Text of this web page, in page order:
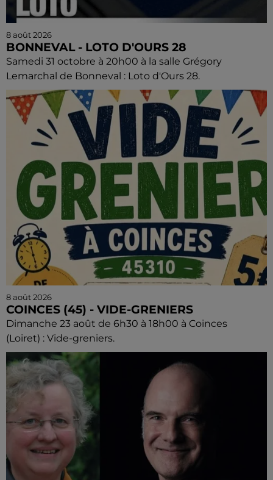
8 août 2026
BONNEVAL - LOTO D'OURS 28
Samedi 31 octobre à 20h00 à la salle Grégory
Lemarchal de Bonneval : Loto d'Ours 28.
8 août 2026
COINCES (45) - VIDE-GRENIERS
Dimanche 23 août de 6h30 à 18h00 à Coinces
(Loiret) : Vide-greniers.